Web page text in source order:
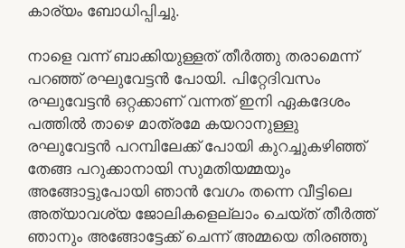
കാര്യം ബോധിപ്പിച്ചു.
നാളെ വന്ന് ബാക്കിയുള്ളത് തീർത്തു തരാമെന്ന്
പറഞ്ഞ് രഘുവേട്ടൻ പോയി. പിറ്റേദിവസം
രഘുവേട്ടൻ ഒറ്റക്കാണ്‌ വന്നത് ഇനി ഏകദേശം
പത്തിൽ താഴെ മാത്രമേ കയറാനുള്ളു
രഘുവേട്ടൻ പറമ്പിലേക്ക് പോയി കുറച്ചുകഴിഞ്ഞ്
തേങ്ങ പറുക്കാനായി സുമതിയമ്മയും
അങ്ങോട്ടുപോയി ഞാൻ വേഗം തന്നെ വീട്ടിലെ
അത്യാവശ്യ ജോലികളെല്ലാം ചെയ്ത് തീർത്ത്‌
ഞാനും അങ്ങോട്ടേക്ക് ചെന്ന് അമ്മയെ തിരഞ്ഞു